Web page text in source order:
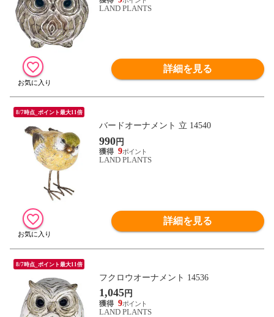
LAND PLANTS
詳細を見る
8/7時点_ポイント最大11倍
バードオーナメント 立 14540
990円
9
LAND PLANTS
詳細を見る
8/7時点_ポイント最大11倍
フクロウオーナメント 14536
1,045円
9
LAND PLANTS